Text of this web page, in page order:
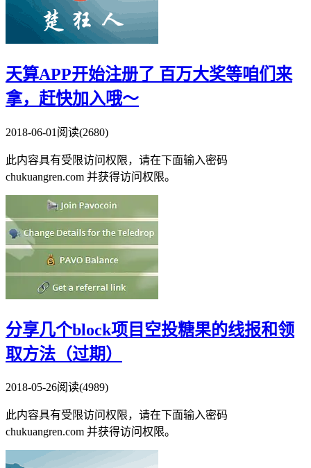
天算APP开始注册了 百万大奖等咱们来
拿，赶快加入哦～
2018-06-01 阅读(2680)
此内容具有受限访问权限，请在下面输入密码
chukuangren.com 并获得访问权限。
分享几个block项目空投糖果的线报和领
取方法（过期）
2018-05-26阅读(4989)
此内容具有受限访问权限，请在下面输入密码
chukuangren.com 并获得访问权限。